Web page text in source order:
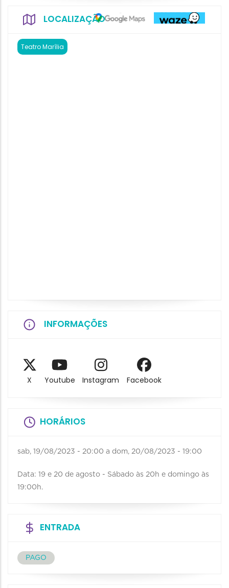
LOCALIZAÇÃO
Teatro Marília
INFORMAÇÕES
X Youtube Instagram Facebook
HORÁRIOS
sab, 19/08/2023 - 20:00 a dom, 20/08/2023 - 19:00
Data: 19 e 20 de agosto - Sábado às 20h e domingo às
19:00h.
ENTRADA
PAGO